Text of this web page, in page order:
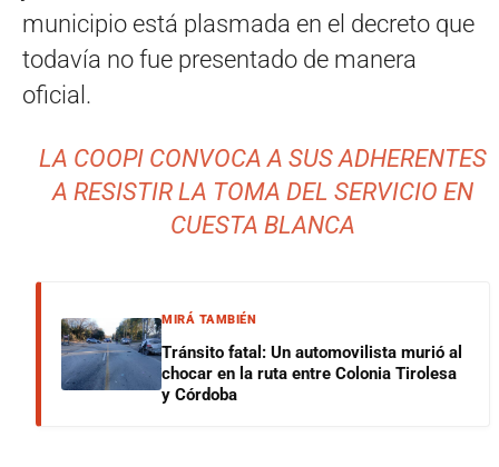
municipio está plasmada en el decreto que
todavía no fue presentado de manera
oficial.
LA COOPI CONVOCA A SUS ADHERENTES
A RESISTIR LA TOMA DEL SERVICIO EN
CUESTA BLANCA
MIRÁ TAMBIÉN
Tránsito fatal: Un automovilista murió al
chocar en la ruta entre Colonia Tirolesa
y Córdoba